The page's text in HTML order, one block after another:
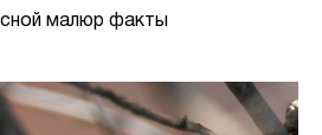
малюр факты